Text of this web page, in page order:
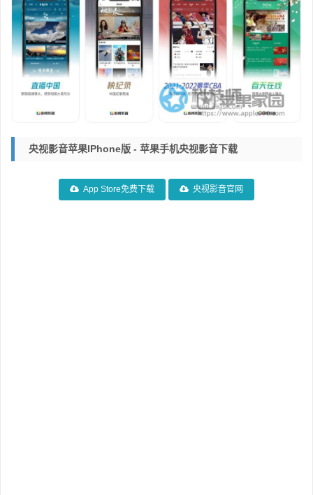
央视影音苹果iPhone版 - 苹果手机央视影音下载
App Store免费下载 央视影音官网